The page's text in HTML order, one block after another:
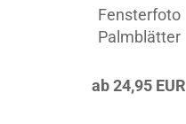
Fensterfoto
Palmblätter
ab 24,95 EUR